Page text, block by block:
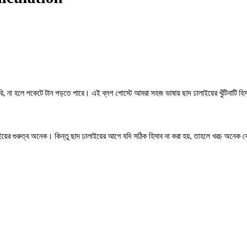
না হলে পকেটে টান পড়তে পারে। এই ব্লগ পোস্টে আমরা সহজ ভাষায় ছাদ ঢালাইয়ের খুঁটিনাটি
গুরুত্ব অনেক। কিন্তু ছাদ ঢালাইয়ের আগে যদি সঠিক হিসাব না করা হয়, তাহলে খরচ অনেক